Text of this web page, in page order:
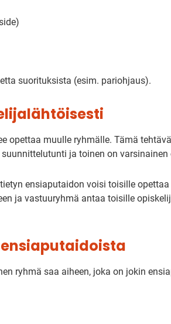
suorituksista (esim. pariohjaus).
opettaa muulle ryhmälle. Tämä
ja toinen on varsinainen
ensiaputaidon voisi toisille
ja vastuuryhmä antaa toisille
ryhmä saa aiheen, joka on jokin